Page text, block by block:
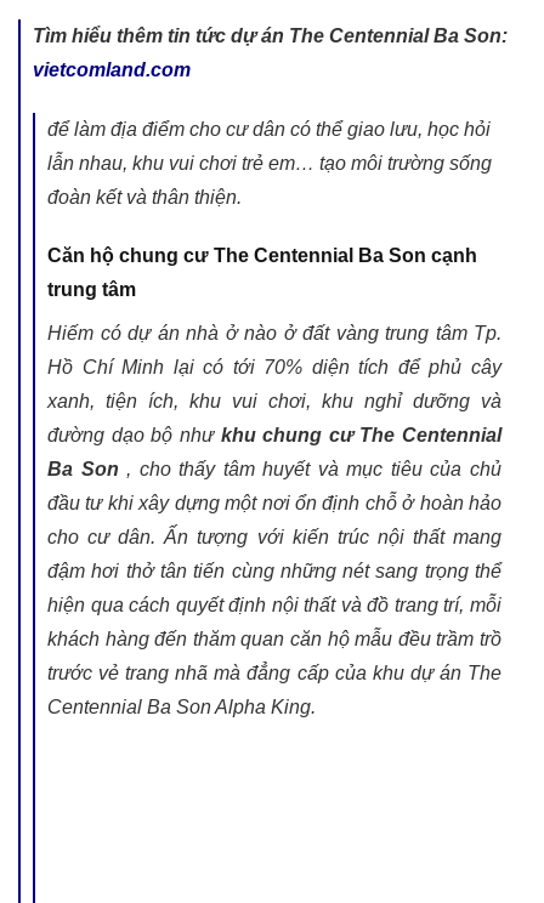
Tìm hiểu thêm tin tức dự án The Centennial Ba Son:
vietcomland.com
để làm địa điểm cho cư dân có thể giao lưu, học hỏi
lẫn nhau, khu vui chơi trẻ em… tạo môi trường sống
đoàn kết và thân thiện.
Căn hộ chung cư The Centennial Ba Son cạnh
trung tâm
Hiếm có dự án nhà ở nào ở đất vàng trung tâm Tp.
Hồ Chí Minh lại có tới 70% diện tích để phủ cây
xanh, tiện ích, khu vui chơi, khu nghỉ dưỡng và
đường dạo bộ như khu chung cư The Centennial
Ba Son , cho thấy tâm huyết và mục tiêu của chủ
đầu tư khi xây dựng một nơi ổn định chỗ ở hoàn hảo
cho cư dân. Ấn tượng với kiến trúc nội thất mang
đậm hơi thở tân tiến cùng những nét sang trọng thể
hiện qua cách quyết định nội thất và đồ trang trí, mỗi
khách hàng đến thăm quan căn hộ mẫu đều trầm trồ
trước vẻ trang nhã mà đẳng cấp của khu dự án The
Centennial Ba Son Alpha King.